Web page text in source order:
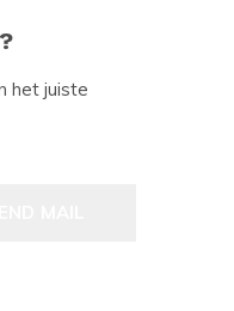
het juiste